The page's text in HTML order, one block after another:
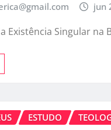
jun
Existência Singular na
ESTUDO